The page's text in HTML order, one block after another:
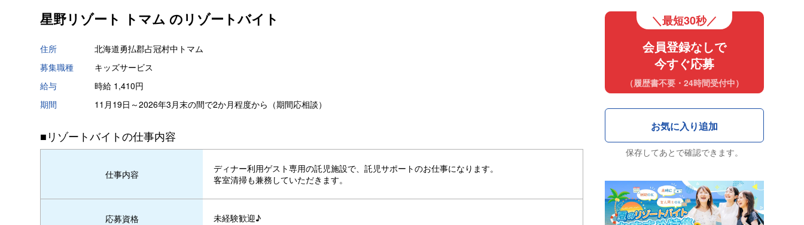
星野リゾート トマム のリゾートバイト
住所
北海道勇払郡占冠村中トマム
募集職種
キッズサービス
給与
時給 1,410円
期間
11月19日～2026年3月末の間で2か月程度から（期間応相談）
■リゾートバイトの仕事内容
仕事内容
ディナー利用ゲスト専用の託児施設で、託児サポートのお仕事になります。
客室清掃も兼務していただきます。
応募資格 未経験歓迎♪
＼最短30秒／
会員登録なしで
今すぐ応募
（履歴書不要・24時間受付中）
保存してあとで確認できます。